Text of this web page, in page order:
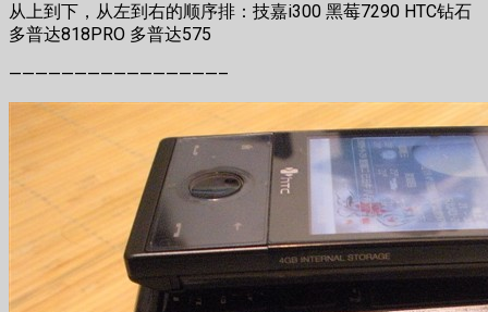
从上到下，从左到右的顺序排：技嘉i300 黑莓7290 HTC钻石
多普达818PRO 多普达575
————————————————–